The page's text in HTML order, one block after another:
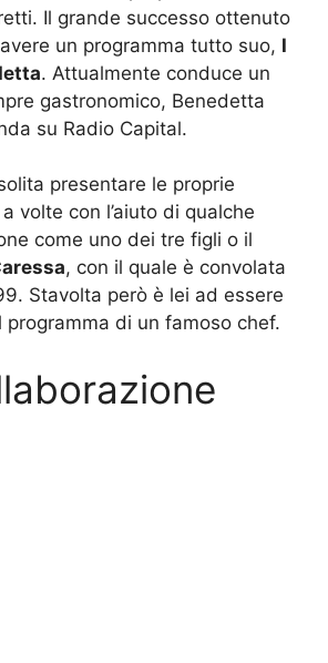
Il grande successo ottenuto
un programma tutto suo, I
. Attualmente conduce un
gastronomico, Benedetta
su Radio Capital.
presentare le proprie
volte con l’aiuto di qualche
come uno dei tre figli o il
, con il quale è convolata
Stavolta però è lei ad essere
di un famoso chef.